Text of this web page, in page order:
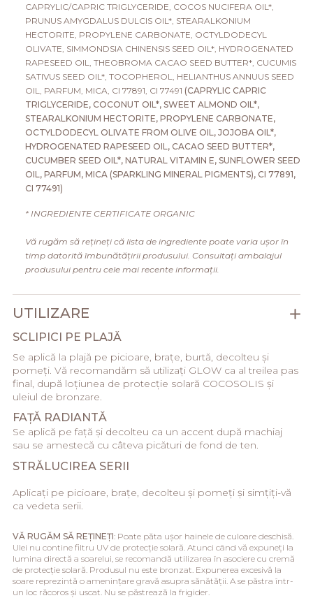
CAPRYLIC/CAPRIC TRIGLYCERIDE, COCOS NUCIFERA OIL*,
PRUNUS AMYGDALUS DULCIS OIL*, STEARALKONIUM
HECTORITE, PROPYLENE CARBONATE, OCTYLDODECYL
OLIVATE, SIMMONDSIA CHINENSIS SEED OIL*, HYDROGENATED
RAPESEED OIL, THEOBROMA CACAO SEED BUTTER*, CUCUMIS
SATIVUS SEED OIL*, TOCOPHEROL, HELIANTHUS ANNUUS SEED
OIL, PARFUM, MICA, CI 77891, CI 77491 (CAPRYLIC CAPRIC
TRIGLYCERIDE, COCONUT OIL*, SWEET ALMOND OIL*,
STEARALKONIUM HECTORITE, PROPYLENE CARBONATE,
OCTYLDODECYL OLIVATE FROM OLIVE OIL, JOJOBA OIL*,
HYDROGENATED RAPESEED OIL, CACAO SEED BUTTER*,
CUCUMBER SEED OIL*, NATURAL VITAMIN Е, SUNFLOWER SEED
OIL, PARFUM, MICA (SPARKLING MINERAL PIGMENTS), CI 77891,
CI 77491)
* INGREDIENTE CERTIFICATE ORGANIC
Vă rugăm să rețineți că lista de ingrediente poate varia ușor în
timp datorită îmbunătățirii produsului. Consultați ambalajul
produsului pentru cele mai recente informații.
UTILIZARE
SCLIPICI PE PLAJĂ
Se aplică la plajă pe picioare, brațe, burtă, decolteu și
pomeți. Vă recomandăm să utilizați GLOW ca al treilea pas
final, după loțiunea de protecție solară COCOSOLIS și
uleiul de bronzare.
FAŢĂ RADIANTĂ
Se aplică pe față și decolteu ca un accent după machiaj
sau se amestecă cu câteva picături de fond de ten.
STRĂLUCIREA SERII
Aplicați pe picioare, brațe, decolteu și pomeți și simțiți-vă
ca vedeta serii.
VĂ RUGĂM SĂ REȚINEȚI: Poate păta ușor hainele de culoare deschisă.
Ulei nu contine filtru UV de protecție solară. Atunci când vă expuneți la
lumina directă a soarelui, se recomandă utilizarea în asociere cu cremă
de protecție solară. Produsul nu este bronzat. Expunerea excesivă la
soare reprezintă o amenințare gravă asupra sănătății. A se păstra într-
un loc răcoros și uscat. Nu se păstrează la frigider.